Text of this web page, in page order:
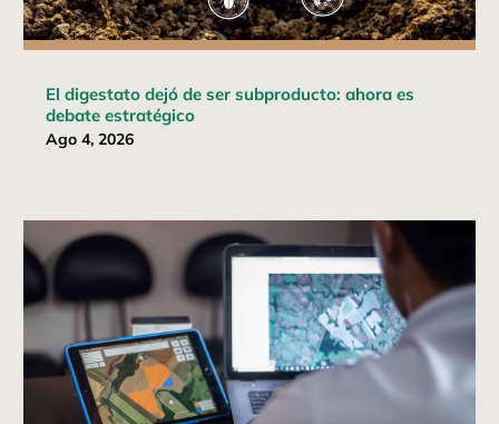
El digestato dejó de ser subproducto: ahora es
debate estratégico
Ago 4, 2026